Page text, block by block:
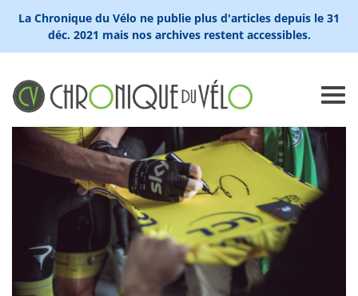
La Chronique du Vélo ne publie plus d'articles depuis le 31
déc. 2021 mais nos archives restent accessibles.